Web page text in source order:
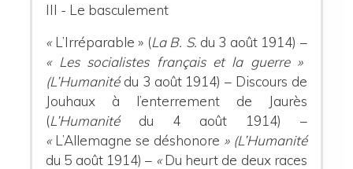
III - Le basculement
«L’Irréparable » (La B. S. du 3 août 1914) –
« Les socialistes français et la guerre »
(L’Humanitédu 3 août 1914) – Discours de
Jouhaux à l’enterrement de Jaurès
(L’Humanitédu 4 août 1914) –
«L’Allemagne se déshonore » (L’Humanité
du 5 août 1914) – «Du heurt de deux races